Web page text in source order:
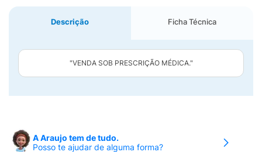
Descrição Ficha Técnica
"VENDA SOB PRESCRIÇÃO MÉDICA."
A Araujo tem de tudo.
Posso te ajudar de alguma forma?